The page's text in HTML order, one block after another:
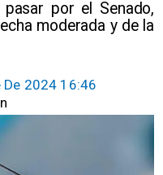
por el Senado,
moderada y de la
De 2024 16:46